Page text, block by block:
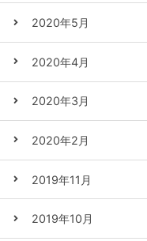
2020年5月
2020年4月
2020年3月
2020年2月
2019年11月
2019年10月